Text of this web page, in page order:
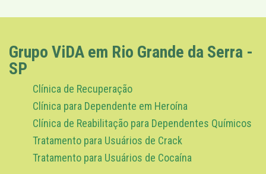
Grupo ViDA em Rio Grande da Serra -
SP
Clínica de Recuperação
Clínica para Dependente em Heroína
Clínica de Reabilitação para Dependentes Químicos
Tratamento para Usuários de Crack
Tratamento para Usuários de Cocaína